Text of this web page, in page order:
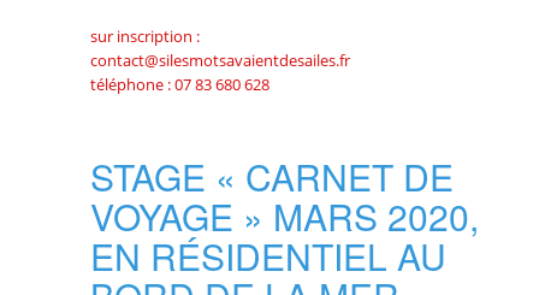
sur inscription :
contact@silesmotsavaientdesailes.fr
téléphone : 07 83 680 628
STAGE « CARNET DE
VOYAGE » MARS 2020,
EN RÉSIDENTIEL AU